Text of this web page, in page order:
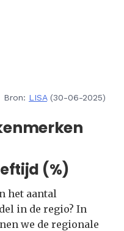
Bron: LISA(30-06-2025)
(%)
het aantal
in de regio? In
we de regionale